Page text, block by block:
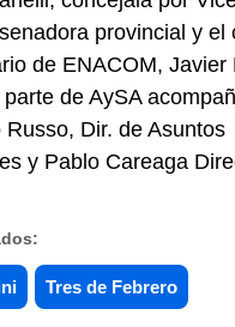
provincial y el
de ENACOM, Javier
de AySA
Dir. de Asuntos
y Pablo Careaga
Tres de Febrero